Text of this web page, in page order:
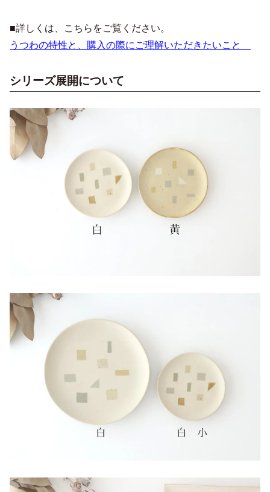
■詳しくは、こちらをご覧ください。
うつわの特性と、購入の際にご理解いただきたいこと
シリーズ展開について